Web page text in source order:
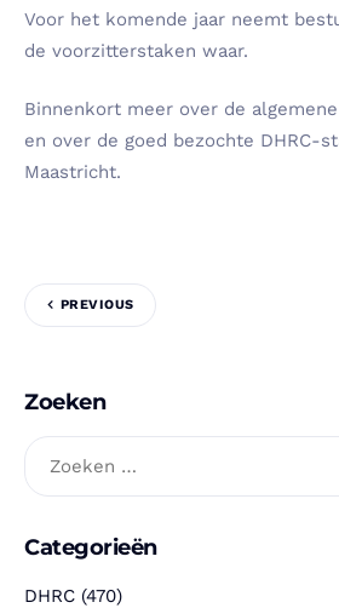
Voor het komende jaar neemt
de voorzitterstaken waar.
Binnenkort meer over de
en over de goed bezochte DHRC-
Maastricht.
PREVIOUS
Zoeken
Categorieën
DHRC (470)